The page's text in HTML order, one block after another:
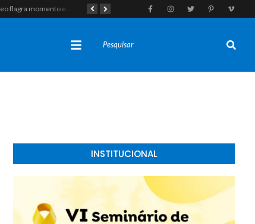
Vídeo flagra momento em que fugitivo de Alcaçuz pede carona na Lagoa do Bonfim antes de ser recapturado pela Polícia Penal Tragédia em Felipe Guerra: Adolescente de 16 anos morre após colidir moto em enchedeira na avenida principal
INSTITUCIONAL